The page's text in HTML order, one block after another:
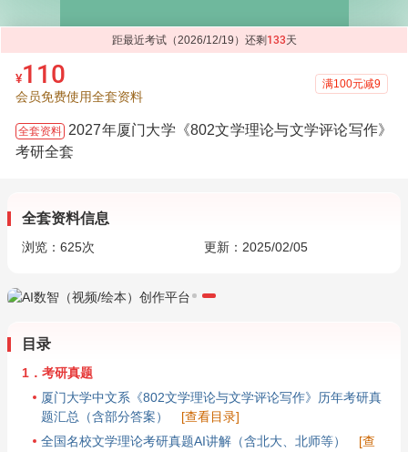
距最近考试（2026/12/19）还剩 133天
¥110
会员免费使用全套资料
满100元减9
全套资料 2027年厦门大学《802文学理论与文学评论写作》
考研全套
全套资料信息
浏览： 625次 更新：2025/02/05
目录
1．考研真题
厦门大学中文系《802文学理论与文学评论写作》历年考研真
题汇总（含部分答案）
[查看目录]
全国名校文学理论考研真题AI讲解（含北大、北师等）
[查